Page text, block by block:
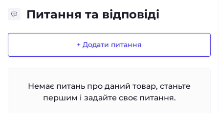
Питання та відповіді
+ Додати питання
Немає питань про даний товар, станьте
першим і задайте своє питання.